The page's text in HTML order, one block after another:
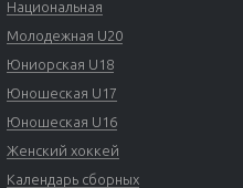
Национальная
Молодежная U20
Юниорская U18
Юношеская U17
Юношеская U16
Женский хоккей
Календарь сборных